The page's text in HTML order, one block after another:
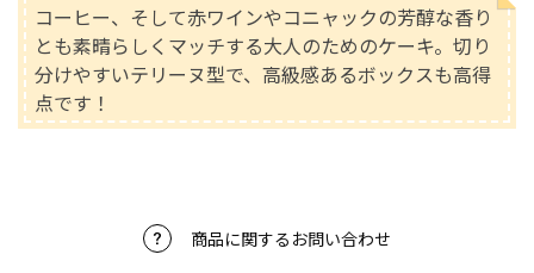
コーヒー、そして赤ワインやコニャックの芳醇な香り
とも素晴らしくマッチする大人のためのケーキ。切り
分けやすいテリーヌ型で、高級感あるボックスも高得
点です！
商品に関するお問い合わせ